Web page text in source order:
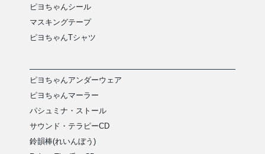
ピヨちゃんシール
マスキングテープ
ピヨちゃんTシャツ
ピヨちゃんアンダーウェア
ピヨちゃんマーラー
パシュミナ・ストール
サウンド・テラピーCD
鈴韻棒(れいんぼう)